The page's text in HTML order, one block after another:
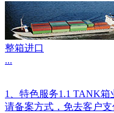
整箱进口
...
1、特色服务1.1 TANK
请备案方式，免去客户